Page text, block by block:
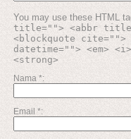
You may use these HTML
title=""> <abbr
<blockquote cite="">
datetime=""> <em>
<strong>
Nama *
Email *